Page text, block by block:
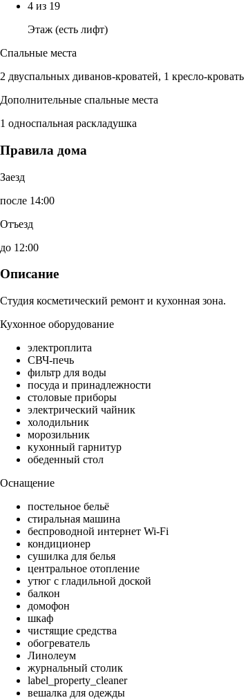
4 из 19
Этаж (есть лифт)
Спальные места
2 двуспальных диванов-кроватей, 1 кресло-кровать
Дополнительные спальные места
1 односпальная раскладушка
Правила дома
Заезд
после 14:00
Отъезд
до 12:00
Описание
Студия косметический ремонт и кухонная зона.
Кухонное оборудование
электроплита
СВЧ-печь
фильтр для воды
посуда и принадлежности
столовые приборы
электрический чайник
холодильник
морозильник
кухонный гарнитур
обеденный стол
Оснащение
постельное бельё
стиральная машина
беспроводной интернет Wi-Fi
кондиционер
сушилка для белья
центральное отопление
утюг с гладильной доской
балкон
домофон
шкаф
чистящие средства
обогреватель
Линолеум
журнальный столик
label_property_cleaner
вешалка для одежды